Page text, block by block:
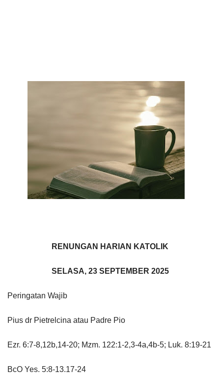
RENUNGAN HARIAN KATOLIK
SELASA, 23 SEPTEMBER 2025
Peringatan Wajib
Pius dr Pietrelcina atau Padre Pio
Ezr. 6:7-8,12b,14-20; Mzm. 122:1-2,3-4a,4b-5; Luk. 8:19-21
BcO Yes. 5:8-13.17-24